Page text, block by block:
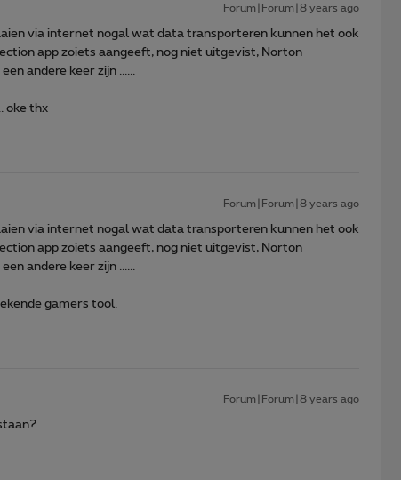
Forum|Forum|8 years ago
via internet nogal wat data transporteren kunnen het ook
app zoiets aangeeft, nog niet uitgevist, Norton
andere keer zijn ......
oke thx
Forum|Forum|8 years ago
via internet nogal wat data transporteren kunnen het ook
app zoiets aangeeft, nog niet uitgevist, Norton
andere keer zijn ......
gamers tool.
Forum|Forum|8 years ago